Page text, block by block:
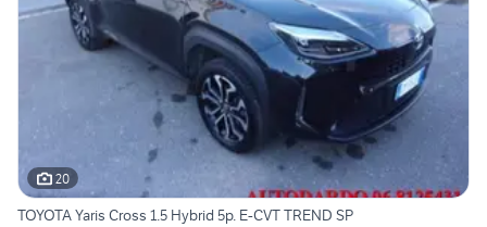
20
TOYOTA Yaris Cross 1.5 Hybrid 5p. E-CVT TREND SP